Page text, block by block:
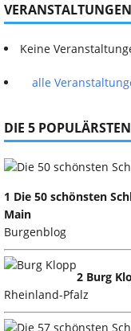
Keine
alle
DIE 5
1 Die 50 schönsten
Main
Burgenblog
2 Burg
Rheinland-Pfalz